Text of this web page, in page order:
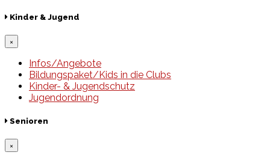
Kinder & Jugend
×
Infos/Angebote
Bildungspaket/Kids in die Clubs
Kinder- & Jugendschutz
Jugendordnung
Senioren
×